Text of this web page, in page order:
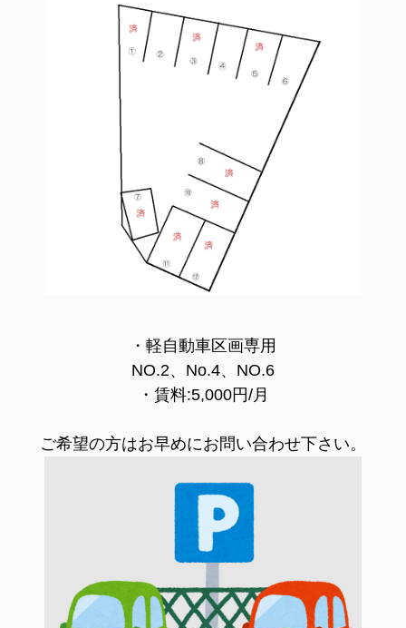
・軽自動車区画専用
NO.2、No.4、NO.6
・賃料:5,000円/月
ご希望の方はお早めにお問い合わせ下さい。